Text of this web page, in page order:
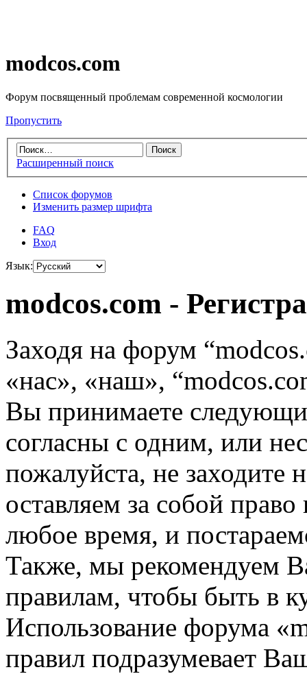
modcos.com
Форум посвященный проблемам современной космологии
Пропустить
Расширенный поиск
Список форумов
Изменить размер шрифта
FAQ
Вход
Язык:
modcos.com -
Заходя на форум
«нас», «наш»,
Вы принимаете
согласны с одним, или
пожалуйста, не
оставляем за собой
любое время, и
Также, мы рекомендуем
правилам, чтобы быть в
Использование форума
правил подразумевает